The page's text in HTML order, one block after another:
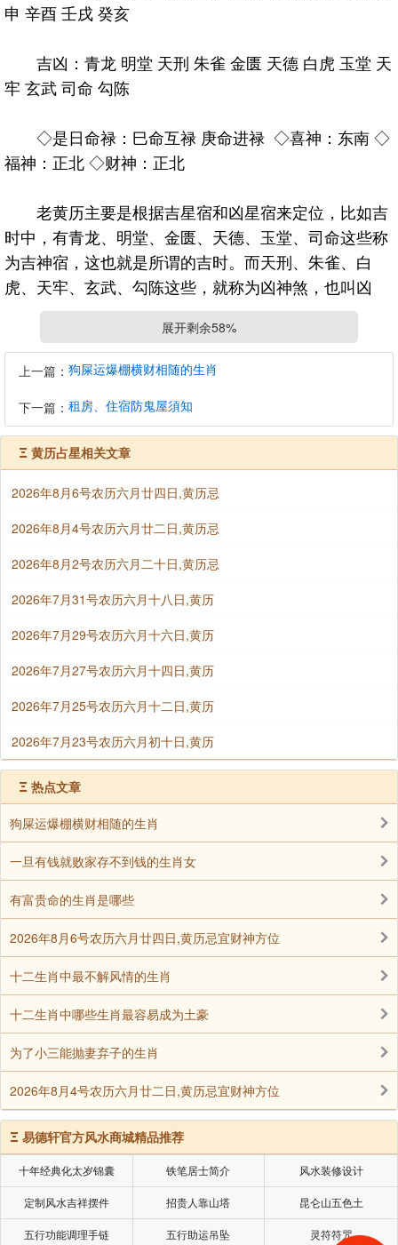
申 辛酉 壬戌 癸亥
吉凶：青龙 明堂 天刑 朱雀 金匮 天德 白虎 玉堂 天
牢 玄武 司命 勾陈
◇是日命禄：巳命互禄 庚命进禄 ◇喜神：东南 ◇
福神：正北 ◇财神：正北
老黄历主要是根据吉星宿和凶星宿来定位，比如吉
时中，有青龙、明堂、金匮、天德、玉堂、司命这些称
为吉神宿，这也就是所谓的吉时。而天刑、朱雀、白
虎、天牢、玄武、勾陈这些，就称为凶神煞，也叫凶
时，不可用事的时间。本老黄历查询系统，以红字为吉
时，黑字为凶时来标明。
老黄历是易德轩以民俗用事择日法，根据周易及月
亮行度、黄历历法原理，把相关内容综合起来，你只需
要点一下你想查看的日期，就会出现忌、宜信息。
并且配有十二时辰吉凶和财神、吉神方位变动信息等。
是目前网上全面准确的老黄历查询系
再就是标出禄命禄旺，代表人的八字天干与当日的
喜神和福神、财神三星神宿，这样就构成福、禄、
寿、喜四吉神，每个方面会有代表，也就是我们所处为
中心，来定出吉神方位。
本老黄历九星吉凶、二十八宿及六曜日吉凶、黄道
吉日和黑道日查明，六十甲子纳音查询，彭祖百忌查
询，杨公忌日等综合查询。
当查询遇到岁破、月破、日破三破日，则是诸事不
宜，也不宜有动土，开工，入宅和嫁娶这些重要事情。
大事不宜代表一些重大的事情处理，或者破土动工，下
葬这些，也是不宜使用。
展开剩余58%
上一篇： 狗屎运爆棚横财相随的生肖
下一篇： 租房、住宿防鬼屋須知
Ξ 黄历占星相关文章
2026年8月6号农历六月廿四日,黄历忌
2026年8月4号农历六月廿二日,黄历忌
2026年8月2号农历六月二十日,黄历忌
2026年7月31号农历六月十八日,黄历
2026年7月29号农历六月十六日,黄历
2026年7月27号农历六月十四日,黄历
2026年7月25号农历六月十二日,黄历
2026年7月23号农历六月初十日,黄历
Ξ 热点文章
狗屎运爆棚横财相随的生肖
一旦有钱就败家存不到钱的生肖女
有富贵命的生肖是哪些
2026年8月6号农历六月廿四日,黄历忌宜财神方位
十二生肖中最不解风情的生肖
十二生肖中哪些生肖最容易成为土豪
为了小三能抛妻弃子的生肖
2026年8月4号农历六月廿二日,黄历忌宜财神方位
Ξ 易德轩官方风水商城精品推荐
十年经典化太岁锦囊 铁笔居士简介 风水装修设计
定制风水吉祥摆件 招贵人靠山塔 昆仑山五色土
五行功能调理手链 五行助运吊坠 灵符符咒